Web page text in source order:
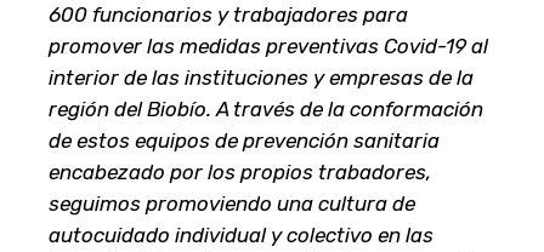
600 funcionarios y trabajadores para
promover las medidas preventivas Covid-19 al
interior de las instituciones y empresas de la
región del Biobío. A través de la conformación
de estos equipos de prevención sanitaria
encabezado por los propios trabadores,
seguimos promoviendo una cultura de
autocuidado individual y colectivo en las